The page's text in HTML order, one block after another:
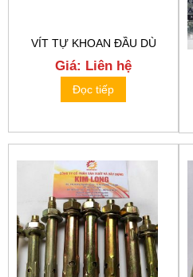
VÍT TỰ KHOAN ĐẦU DÙ
Giá: Liên hệ
Đọc tiếp